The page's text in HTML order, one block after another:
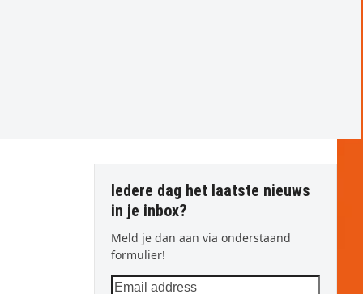
Iedere dag het laatste nieuws
in je inbox?
Meld je dan aan via onderstaand
formulier!
Email